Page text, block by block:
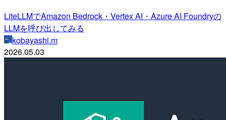
LiteLLMでAmazon Bedrock・Vertex AI・Azure AI Foundryの
LLMを呼び出してみる
kobayashi.m
2026.05.03